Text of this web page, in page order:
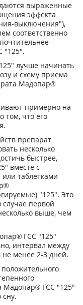
выраженные
эффекта
выключения"),
соответственно
-
"125".
лучше начинать
и схему приема
Мадопар®
примерно на
том, что его
препарат
несколько
быстрее,
вместе с
таблетками
"125". Это
случае первой
выше, чем
ГСС "125"
интервал между
менее 2-3 дней.
Мадопар® ГСС "125"
сну.